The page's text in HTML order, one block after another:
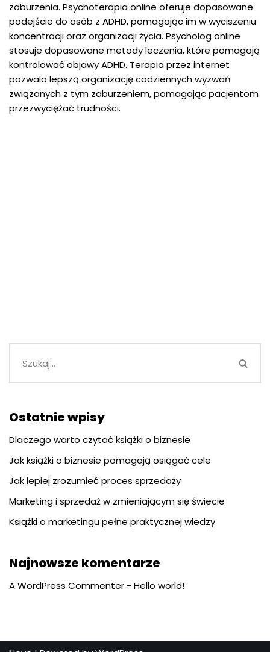
zaburzenia. Psychoterapia online oferuje dopasowane
podejście do osób z ADHD, pomagając im w wyciszeniu
koncentracji oraz organizacji życia. Psycholog online
stosuje dopasowane metody leczenia, które pomagają
kontrolować objawy ADHD. Terapia przez internet
pozwala lepszą organizację codziennych wyzwań
związanych z tym zaburzeniem, pomagając pacjentom
przezwyciężać trudności.
Ostatnie wpisy
Dlaczego warto czytać książki o biznesie
Jak książki o biznesie pomagają osiągać cele
Jak lepiej zrozumieć proces sprzedaży
Marketing i sprzedaż w zmieniającym się świecie
Książki o marketingu pełne praktycznej wiedzy
Najnowsze komentarze
A WordPress Commenter - Hello world!